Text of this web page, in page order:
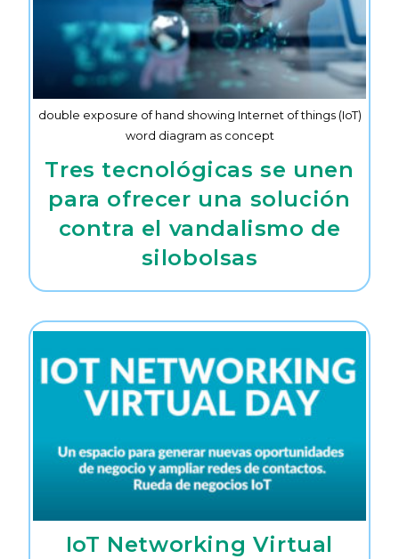
double exposure of hand showing Internet of things (IoT)
word diagram as concept
Tres tecnológicas se unen
para ofrecer una solución
contra el vandalismo de
silobolsas
IoT Networking Virtual